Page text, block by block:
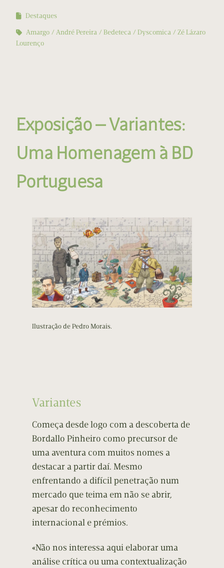
Destaques
Amargo
André Pereira Bedeteca Dyscomica
Zé Lázaro
Lourenço
Exposição — Variantes:
Uma Homenagem à BD
Portuguesa
Ilustração de Pedro Morais.
Variantes
Começa desde logo com a descoberta de
Bordallo Pinheiro como precursor de
uma aventura com muitos nomes a
destacar a partir daí. Mesmo
enfrentando a difícil penetração num
mercado que teima em não se abrir,
apesar do reconhecimento
internacional e prémios.
«Não nos interessa aqui elaborar uma
análise crítica ou uma contextualização